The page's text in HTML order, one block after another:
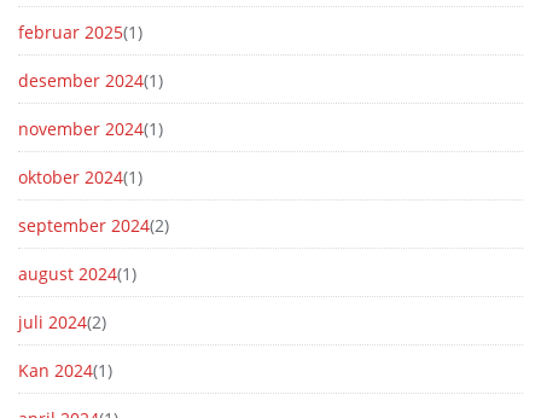
februar 2025(1)
desember 2024(1)
november 2024(1)
oktober 2024(1)
september 2024(2)
august 2024(1)
juli 2024(2)
Kan 2024(1)